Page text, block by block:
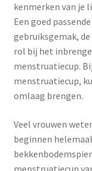
kenmerken van je
Een goed
gebruiksgemak,
rol bij het
menstruatiecup.
menstruatiecup,
omlaag brengen.
Veel vrouwen
beginnen